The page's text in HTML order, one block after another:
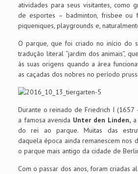
atividades para seus visitantes, como
de esportes – badminton, frisbee ou
piqueniques, playgrounds e,
O parque, que foi criado no início do
tradução literal “jardim dos animais”,
às suas origens quando a área
as caçadas dos nobres no período
Durante o reinado de Friedrich I
a famosa avenida Unter den Linden,
do rei ao parque. Muitas das
daquela época ainda remanescem nos
o parque mais antigo da cidade de
Com o passar dos anos, foram criadas